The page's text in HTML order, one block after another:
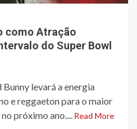
como Atração
do Super Bowl
levará a energia
e reggaeton para o maior
próximo ano.... Read More